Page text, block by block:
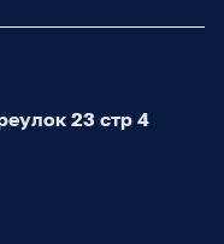
23 стр 4